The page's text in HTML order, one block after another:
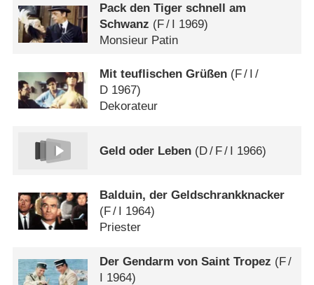
Pack den Tiger schnell am
Schwanz (F/ I 1969)
Monsieur Patin
Mit teuflischen Grüßen (F/ /
D 1967)
Dekorateur
Geld oder Leben (D/ F/ I 1966)
Balduin, der Geldschrankknacker
(F/ I 1964)
Priester
Der Gendarm von Saint Tropez (F/
I 1964)